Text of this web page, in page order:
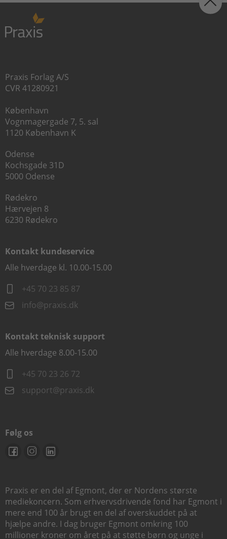
Praxis Forlag A/S
CVR 41280921
København
Vognmagergade 7, 5. sal
1120 København K
Odense
Kochsgade 31D
5000 Odense
Rødekro
Hærvejen 8
6230 Rødekro
Kontakt kundeservice
Alle hverdage kl. 10.00-15.00
+45 70 23 85 87
info@praxis.dk
Kontakt teknisk support
Alle hverdage 8.00-15.00
+45 70 23 26 72
support@praxis.dk
Følg os
Praxis er en del af Egmont, der er Nordens største
mediekoncern. Som erhvervsdrivende fond har Egmont i
mere end 100 år brugt en del af overskuddet på at
hjælpe andre. I dag bruger Egmont omkring 100
millioner kroner om året på at støtte børn og unge i